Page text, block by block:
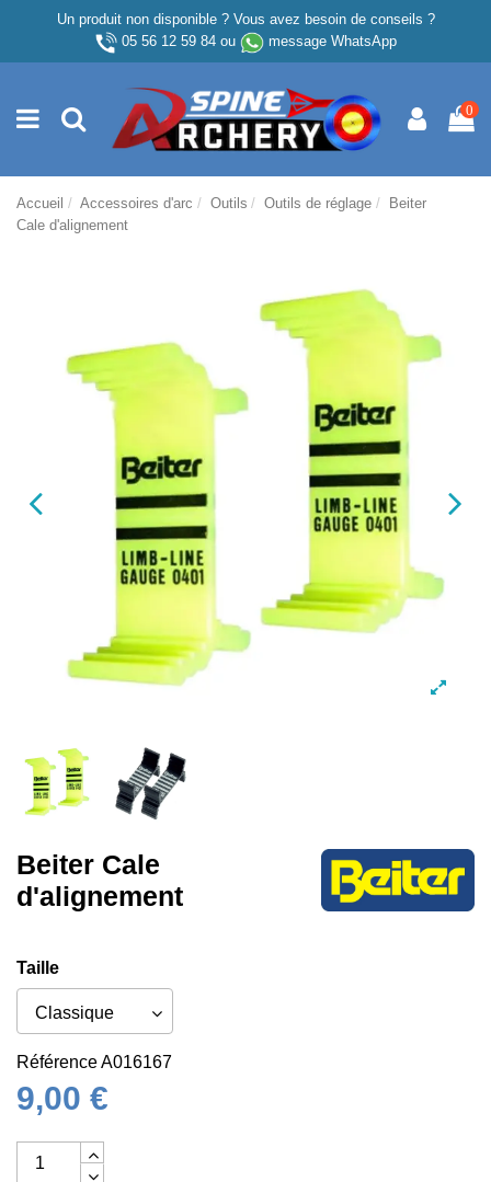
Un produit non disponible ? Vous avez besoin de conseils ?
05 56 12 59 84ou message WhatsApp
0
Accueil Accessoires d'arc Outils Outils de réglage
Beiter
Cale d'alignement
Beiter Cale
d'alignement
Taille
RéférenceA016167
9,00 €